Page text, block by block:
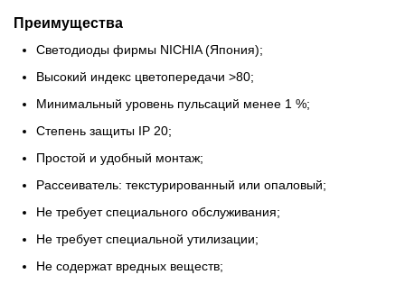
Преимущества
Светодиоды фирмы NICHIA (Япония);
Высокий индекс цветопередачи >80;
Минимальный уровень пульсаций менее 1 %;
Степень защиты IP 20;
Простой и удобный монтаж;
Рассеиватель: текстурированный или опаловый;
Не требует специального обслуживания;
Не требует специальной утилизации;
Не содержат вредных веществ;